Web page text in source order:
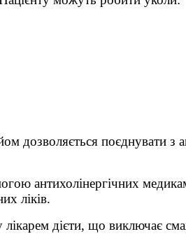
дозволяється поєднувати з
антихолінергічних
ліків.
дієти, що виключає